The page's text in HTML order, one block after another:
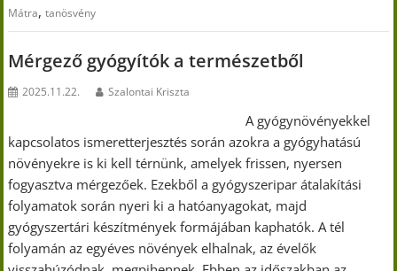
Mátra,tanösvény
Mérgező gyógyítók a természetből
2025.11.22. Szalontai Kriszta
A gyógynövényekkel
kapcsolatos ismeretterjesztés során azokra a gyógyhatású
növényekre is ki kell térnünk, amelyek frissen, nyersen
fogyasztva mérgezőek. Ezekből a gyógyszeripar átalakítási
folyamatok során nyeri ki a hatóanyagokat, majd
gyógyszertári készítmények formájában kaphatók. A tél
folyamán az egyéves növények elhalnak, az évelők